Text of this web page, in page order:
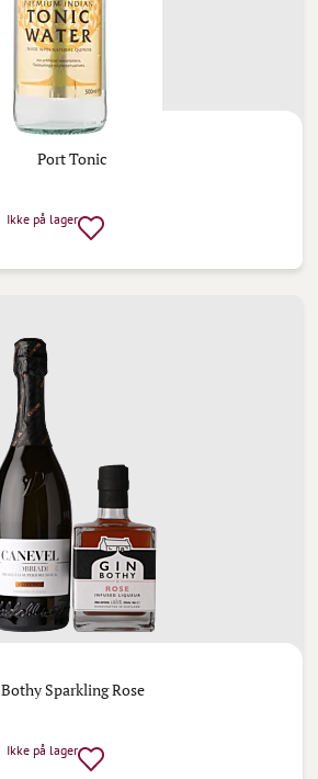
Port Tonic
Ikke på lager
Bothy Sparkling Rose
Ikke på lager